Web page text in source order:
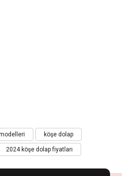
köşe dolap
2024 köşe dolap fiyatları